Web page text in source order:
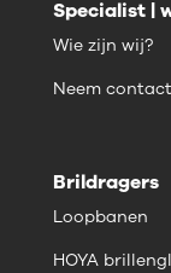
Specialist |
Wie zijn wij?
Neem
Brildragers
Loopbanen
HOYA